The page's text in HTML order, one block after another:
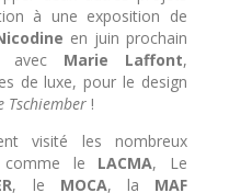
à une exposition de
en juin prochain
avec Marie Laffont,
de luxe, pour le design
Tschiember !
visité les nombreux
le LACMA, Le
, le MOCA, la MAF